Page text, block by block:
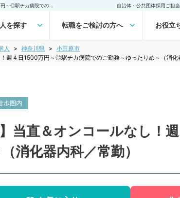
自治体・公共団体採用ご担
を探す 転職をご検討の方へ お役立
人 神奈川県
小田原市
週４日1500万円～◎駅チカ病院でのご勤務～ゆったりめ～（消化
歩圏内
】当直＆オンコールなし
消化器内科／常勤）